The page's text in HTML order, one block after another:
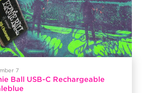
7
Ball USB-C Rechargeable